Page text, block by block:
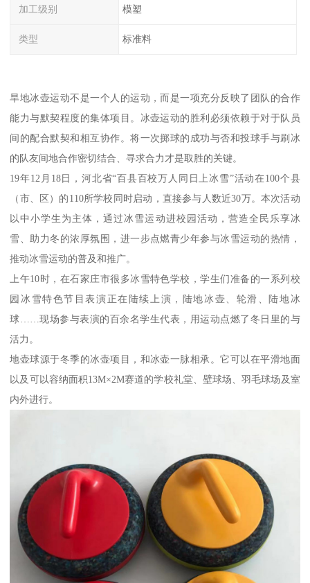
加工级别 模塑
类型 标准料
旱地冰壶运动不是一个人的运动，而是一项充分反映了团队的合作
能力与默契程度的集体项目。冰壶运动的胜利必须依赖于对于队员
间的配合默契和相互协作。将一次掷球的成功与否和投球手与刷冰
的队友间地合作密切结合、寻求合力才是取胜的关键。
19年12月18日，河北省“百县百校万人同日上冰雪”活动在100个县
（市、区）的110所学校同时启动，直接参与人数近30万。本次活动
以中小学生为主体，通过冰雪运动进校园活动，营造全民乐享冰
雪、助力冬的浓厚氛围，进一步点燃青少年参与冰雪运动的热情，
推动冰雪运动的普及和推广。
上午10时，在石家庄市很多冰雪特色学校，学生们准备的一系列校
园冰雪特色节目表演正在陆续上演，陆地冰壶、轮滑、陆地冰
球……现场参与表演的百余名学生代表，用运动点燃了冬日里的与
活力。
地壶球源于冬季的冰壶项目，和冰壶一脉相承。它可以在平滑地面
以及可以容纳面积13M×2M赛道的学校礼堂、壁球场、羽毛球场及室
内外进行。